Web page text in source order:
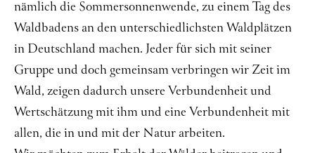
nämlich die Sommersonnenwende, zu einem Tag des
Waldbadens an den unterschiedlichsten Waldplätzen
in Deutschland machen. Jeder für sich mit seiner
Gruppe und doch gemeinsam verbringen wir Zeit im
Wald, zeigen dadurch unsere Verbundenheit und
Wertschätzung mit ihm und eine Verbundenheit mit
allen, die in und mit der Natur arbeiten.